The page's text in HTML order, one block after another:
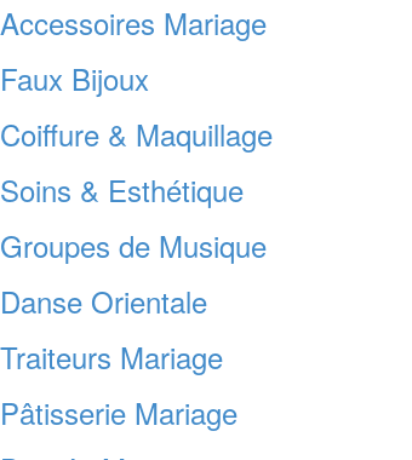
Accessoires Mariage
Faux Bijoux
Coiffure & Maquillage
Soins & Esthétique
Groupes de Musique
Danse Orientale
Traiteurs Mariage
Pâtisserie Mariage